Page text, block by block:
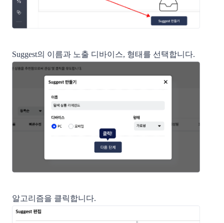
Suggest의 이름과 노출 디바이스, 형태를 선택합니다.
알고리즘을 클릭합니다.